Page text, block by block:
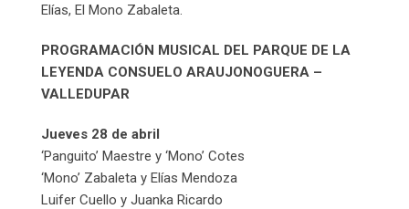
Elías, El Mono Zabaleta.
PROGRAMACIÓN MUSICAL DEL PARQUE DE LA
LEYENDA CONSUELO ARAUJONOGUERA –
VALLEDUPAR
Jueves 28 de abril
‘Panguito’ Maestre y ‘Mono’ Cotes
‘Mono’ Zabaleta y Elías Mendoza
Luifer Cuello y Juanka Ricardo